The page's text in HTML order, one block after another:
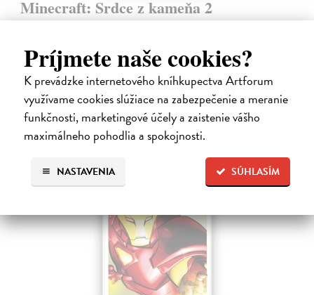
Príjmete naše cookies?
K prevádzke internetového kníhkupectva Artforum
využívame cookies slúžiace na zabezpečenie a meranie
funkčnosti, marketingové účely a zaistenie vášho
maximálneho pohodlia a spokojnosti.
SÚHLASÍM
NASTAVENIA
Minecraft: Srdce z kameňa 2
Clemson Andrew, Lawson Jeremy, Esposito Taylor| Kniha
Samotársky farmár Cobb sa chce len starať o svoju úrodu, zbierať
suroviny a mať pokoj.
Na sklade ?
9,45 €
9,95 € ?
na sklade